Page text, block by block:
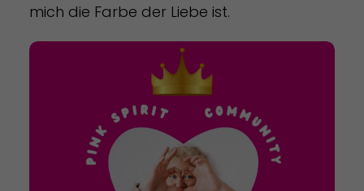
mich die Farbe der Liebe ist.